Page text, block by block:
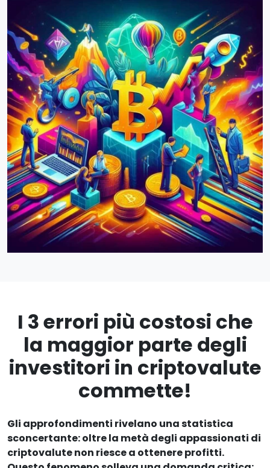
I 3 errori più costosi che
la maggior parte degli
investitori in criptovalute
commette!
Gli approfondimenti rivelano una statistica
sconcertante: oltre la metà degli appassionati di
criptovalute non riesce a ottenere profitti.